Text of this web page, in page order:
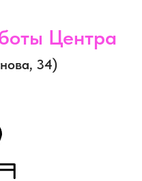
Центра
34)